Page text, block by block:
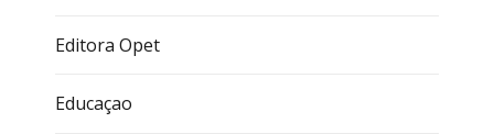
Editora Opet
Educaçao